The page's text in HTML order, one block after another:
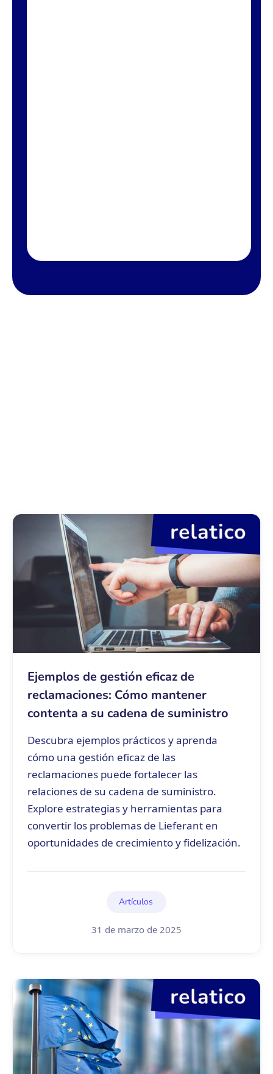
Ejemplos de gestión eficaz de
reclamaciones: Cómo mantener
contenta a su cadena de suministro
Descubra ejemplos prácticos y aprenda
cómo una gestión eficaz de las
reclamaciones puede fortalecer las
relaciones de su cadena de suministro.
Explore estrategias y herramientas para
convertir los problemas de Lieferant en
oportunidades de crecimiento y fidelización.
Artículos
31 de marzo de 2025